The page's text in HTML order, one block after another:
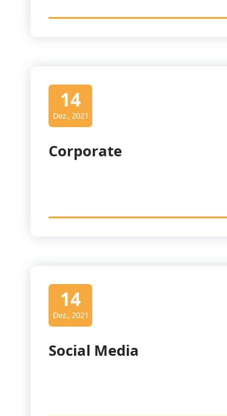
14
Dez., 2021
Corporate
14
Dez., 2021
Social Media